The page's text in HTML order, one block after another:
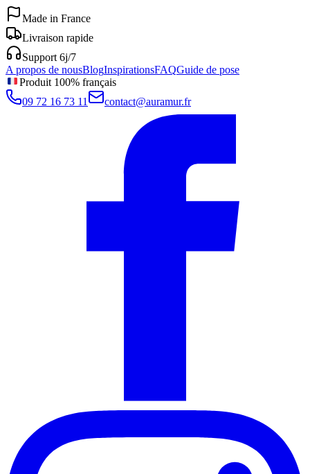
Made in France
Livraison rapide
Support 6j/7
A propos de nousBlogInspirationsFAQGuide de pose
Produit 100% français
09 72 16 73 11
contact@auramur.fr